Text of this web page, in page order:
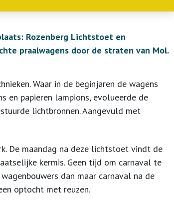
Rozenberg Lichtstoet en
praalwagens door de straten van Mol.
Waar in de beginjaren de wagens
en papieren lampions, evolueerde de
lichtbronnen. Aangevuld met
De maandag na deze lichtstoet vindt de
kermis. Geen tijd om carnaval te
dan maar carnaval na de
optocht met reuzen.